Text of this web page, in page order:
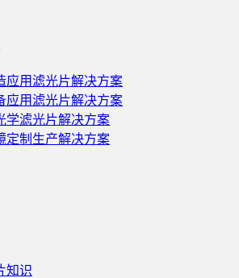
应用滤光片解决方案
应用滤光片解决方案
学滤光片解决方案
定制生产解决方案
知识